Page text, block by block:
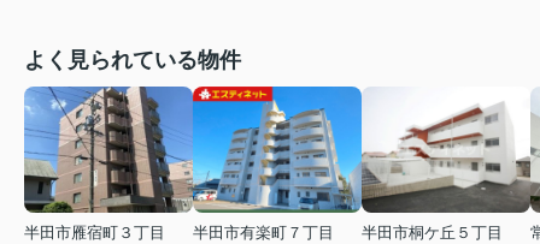
よく見られている物件
半田市雁宿町３丁目
半田市有楽町７丁目
半田市桐ケ丘５丁目